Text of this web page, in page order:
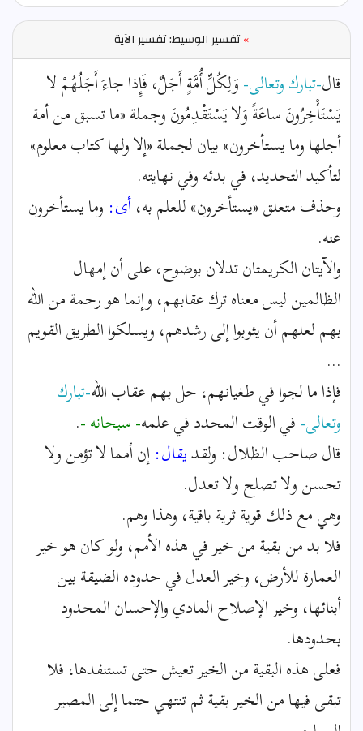
»تفسير الوسيط: تفسير الآية
قال-تبارك وتعالى-وَلِكُلِّ أُمَّةٍ أَجَلٌ، فَإِذا جاءَ أَجَلُهُمْ لا
يَسْتَأْخِرُونَ ساعَةً وَلا يَسْتَقْدِمُونَ وجملة «ما تسبق من أمة
أجلها وما يستأخرون» بيان لجملة «إلا ولها كتاب معلوم»
لتأكيد التحديد، في بدئه وفي نهايته.
وحذف متعلق «يستأخرون» للعلم به،أى: وما يستأخرون
عنه.
والآيتان الكريمتان تدلان بوضوح، على أن إمهال
الظالمين ليس معناه ترك عقابهم، وإنما هو رحمة من الله
بهم لعلهم أن يثوبوا إلى رشدهم، ويسلكوا الطريق القويم
...
فإذا ما لجوا في طغيانهم، حل بهم عقاب الله-تبارك
وتعالى-في الوقت المحدد في علمه- سبحانه -.
قال صاحب الظلال: ولقديقال: إن أمما لا تؤمن ولا
تحسن ولا تصلح ولا تعدل.
وهي مع ذلك قوية ثرية باقية، وهذا وهم.
فلا بد من بقية من خير في هذه الأمم، ولو كان هو خير
العمارة للأرض، وخير العدل في حدوده الضيقة بين
أبنائها، وخير الإصلاح المادي والإحسان المحدود
بحدودها.
فعلى هذه البقية من الخير تعيش حتى تستنفدها، فلا
تبقى فيها من الخير بقية ثم تنتهي حتما إلى المصير